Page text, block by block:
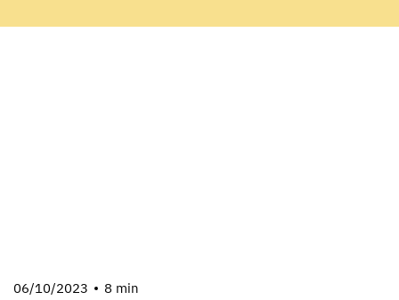
06/10/2023 8 min